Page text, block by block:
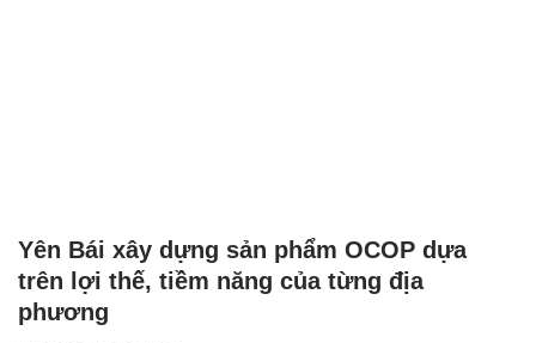
Yên Bái xây dựng sản phẩm OCOP dựa
trên lợi thế, tiềm năng của từng địa
phương